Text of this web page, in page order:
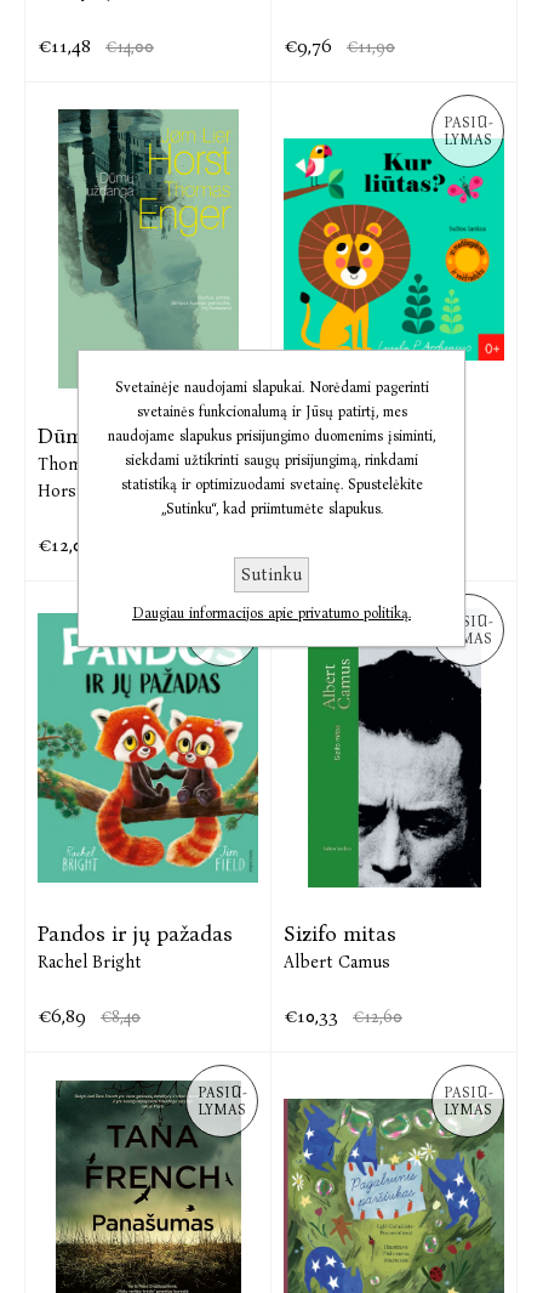
€11,48 €14,00 €9,76 €11,90
Dūmų uždanga
Thomas Enger,Jørn Lier
Horst
€12,05
PASIŪ-
LYMAS
Kur liūtas?
Ingela P Arrhenius
PASIŪ-
Pandos ir jų pažadas
Rachel Bright
€6,89 €8,40
PASIŪ-
LYMAS
Sizifo mitas
Albert Camus
€10,33 €12,60
PASIŪ-
LYMAS
PASIŪ-
LYMAS
Svetainėje naudojami slapukai. Norėdami pagerinti
svetainės funkcionalumą ir Jūsų patirtį, mes
naudojame slapukus prisijungimo duomenims įsiminti,
siekdami užtikrinti saugų prisijungimą, rinkdami
statistiką ir optimizuodami svetainę. Spustelėkite
„Sutinku“, kad priimtumėte slapukus.
Sutinku
Daugiau informacijos apie privatumo politiką.